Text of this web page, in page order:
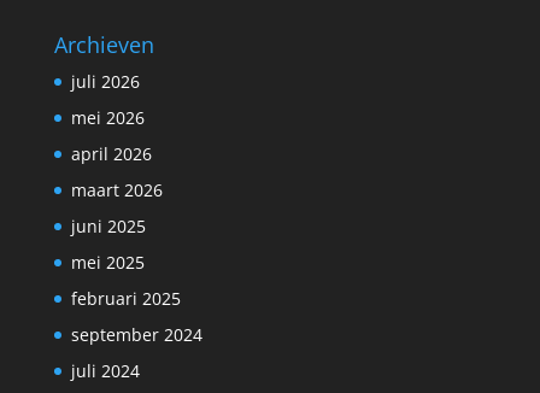
Archieven
juli 2026
mei 2026
april 2026
maart 2026
juni 2025
mei 2025
februari 2025
september 2024
juli 2024